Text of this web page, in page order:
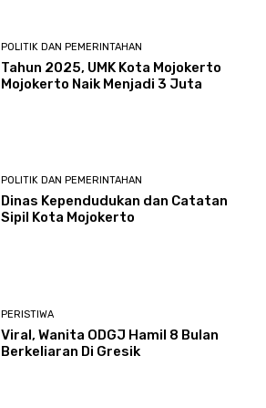
POLITIK DAN PEMERINTAHAN
Tahun 2025, UMK Kota Mojokerto
Mojokerto Naik Menjadi 3 Juta
POLITIK DAN PEMERINTAHAN
Dinas Kependudukan dan Catatan
Sipil Kota Mojokerto
PERISTIWA
Viral, Wanita ODGJ Hamil 8 Bulan
Berkeliaran Di Gresik